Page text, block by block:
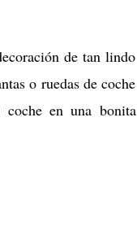
de tan lindo
o ruedas de coche
en una bonita